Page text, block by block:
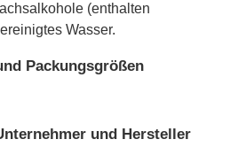
(enthalten
Wasser.
Packungsgrößen
und Hersteller